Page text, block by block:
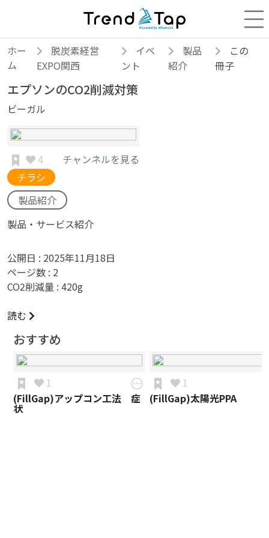
ホー
ム
脱炭素経営
EXPO関西
イベ
ント
製品
紹介
この
冊子
エプソンのCO2削減対策
ビーガル
4
チャンネルを見る
チラシ
製品紹介
製品・サービス紹介
公開日 : 2025年11月18日
ページ数 : 2
CO2削減量 : 420g
読む
おすすめ
1
(FillGap)アップコン工法 症
状
1
(FillGap)太陽光PPA